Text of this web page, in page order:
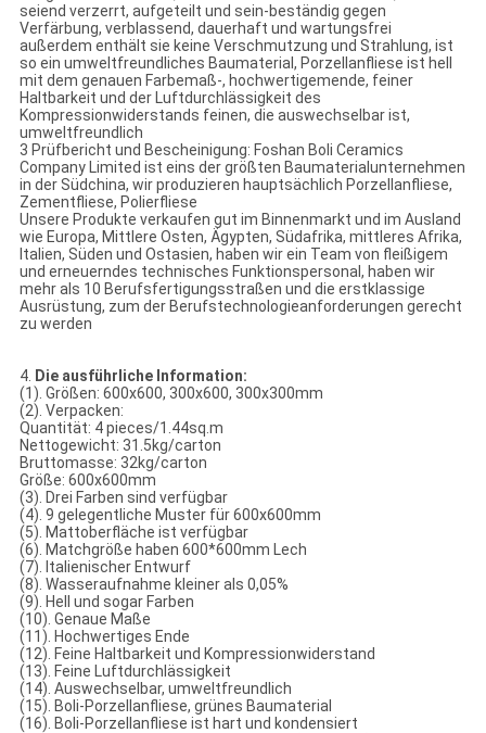
seiend verzerrt, aufgeteilt und sein-beständig gegen
Verfärbung, verblassend, dauerhaft und wartungsfrei
außerdem enthält sie keine Verschmutzung und Strahlung, ist
so ein umweltfreundliches Baumaterial, Porzellanfliese ist hell
mit dem genauen Farbemaß-, hochwertigemende, feiner
Haltbarkeit und der Luftdurchlässigkeit des
Kompressionwiderstands feinen, die auswechselbar ist,
umweltfreundlich
3 Prüfbericht und Bescheinigung: Foshan Boli Ceramics
Company Limited ist eins der größten Baumaterialunternehmen
in der Südchina, wir produzieren hauptsächlich Porzellanfliese,
Zementfliese, Polierfliese
Unsere Produkte verkaufen gut im Binnenmarkt und im Ausland
wie Europa, Mittlere Osten, Ägypten, Südafrika, mittleres Afrika,
Italien, Süden und Ostasien, haben wir ein Team von fleißigem
und erneuerndes technisches Funktionspersonal, haben wir
mehr als 10 Berufsfertigungsstraßen und die erstklassige
Ausrüstung, zum der Berufstechnologieanforderungen gerecht
zu werden
4. Die ausführliche Information:
(1). Größen: 600x600, 300x600, 300x300mm
(2). Verpacken:
Quantität: 4 pieces/1.44sq.m
Nettogewicht: 31.5kg/carton
Bruttomasse: 32kg/carton
Größe: 600x600mm
(3). Drei Farben sind verfügbar
(4). 9 gelegentliche Muster für 600x600mm
(5). Mattoberfläche ist verfügbar
(6). Matchgröße haben 600*600mm Lech
(7). Italienischer Entwurf
(8). Wasseraufnahme kleiner als 0,05%
(9). Hell und sogar Farben
(10). Genaue Maße
(11). Hochwertiges Ende
(12). Feine Haltbarkeit und Kompressionwiderstand
(13). Feine Luftdurchlässigkeit
(14). Auswechselbar, umweltfreundlich
(15). Boli-Porzellanfliese, grünes Baumaterial
(16). Boli-Porzellanfliese ist hart und kondensiert